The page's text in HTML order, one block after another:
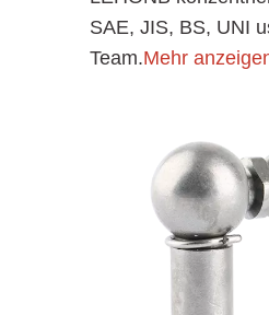
SAE, JIS, BS, UNI
Team.Mehr